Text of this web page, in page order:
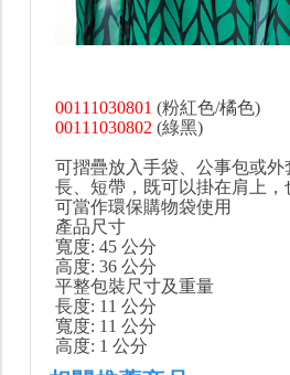
00111030801 (粉紅色/橘色)
00111030802 (綠黑)
可摺疊放入手袋、公事包或
長、短帶，既可以掛在肩上，
可當作環保購物袋使用
產品尺寸
寬度: 45 公分
高度: 36 公分
平整包裝尺寸及重量
長度: 11 公分
寬度: 11 公分
高度: 1 公分